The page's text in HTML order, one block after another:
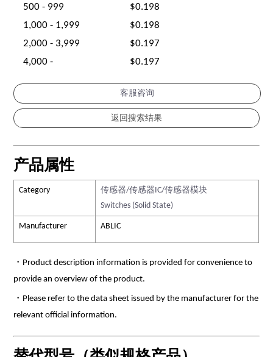
500 - 999
$0.198
1,000 - 1,999
$0.198
2,000 - 3,999
$0.197
4,000 -
$0.197
客服咨询
产品属性
Category
传感器/传感器IC/传感器模块
Switches (Solid State)
Manufacturer ABLIC
・Product description information is provided for convenience to
provide an overview of the product.
・Please refer to the data sheet issued by the manufacturer for the
relevant official information.